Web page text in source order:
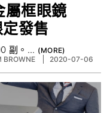
框眼鏡
發售
副。...
BROWNE 2020-07-06